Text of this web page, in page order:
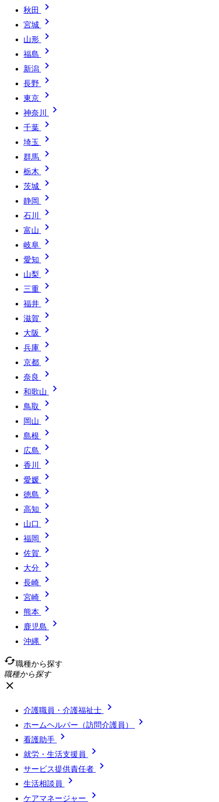
秋田 
宮城 
山形 
福島 
新潟 
長野 
東京 
神奈川 
千葉 
埼玉 
群馬 
栃木 
茨城 
静岡 
石川 
富山 
岐阜 
愛知 
山梨 
三重 
福井 
滋賀 
大阪 
兵庫 
京都 
奈良 
和歌山 
鳥取 
岡山 
島根 
広島 
香川 
愛媛 
徳島 
高知 
山口 
福岡 
佐賀 
大分 
長崎 
宮崎 
熊本 
鹿児島 
沖縄

cached職種から探す
職種から探す
close
介護職員・介護福祉士 
ホームヘルパー（訪問介護員） 
看護助手 
就労・生活支援員 
サービス提供責任者 
生活相談員 
ケアマネージャー 